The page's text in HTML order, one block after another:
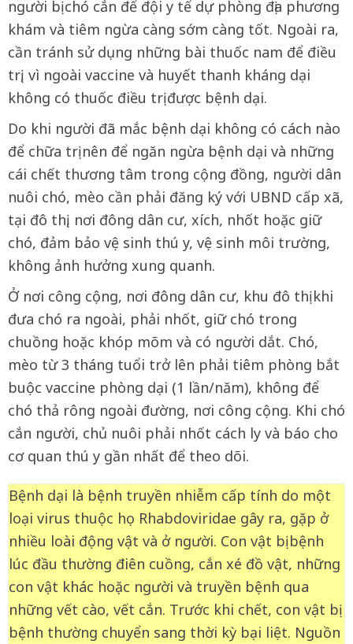
người bị chó cắn để đội y tế dự phòng địa phương
khám và tiêm ngừa càng sớm càng tốt. Ngoài ra,
cần tránh sử dụng những bài thuốc nam để điều
trị, vì ngoài vaccine và huyết thanh kháng dại
không có thuốc điều trị được bệnh dại.
Do khi người đã mắc bệnh dại không có cách nào
để chữa trị nên để ngăn ngừa bệnh dại và những
cái chết thương tâm trong cộng đồng, người dân
nuôi chó, mèo cần phải đăng ký với UBND cấp xã,
tại đô thị, nơi đông dân cư, xích, nhốt hoặc giữ
chó, đảm bảo vệ sinh thú y, vệ sinh môi trường,
không ảnh hưởng xung quanh.
Ở nơi công cộng, nơi đông dân cư, khu đô thị khi
đưa chó ra ngoài, phải nhốt, giữ chó trong
chuồng hoặc khóp mõm và có người dắt. Chó,
mèo từ 3 tháng tuổi trở lên phải tiêm phòng bắt
buộc vaccine phòng dại (1 lần/năm), không để
chó thả rông ngoài đường, nơi công cộng. Khi chó
cắn người, chủ nuôi phải nhốt cách ly và báo cho
cơ quan thú y gần nhất để theo dõi.
Bệnh dại là bệnh truyền nhiễm cấp tính do một
loại virus thuộc họ Rhabdoviridae gây ra, gặp ở
nhiều loài động vật và ở người. Con vật bị bệnh
lúc đầu thường điên cuồng, cắn xé đồ vật, những
con vật khác hoặc người và truyền bệnh qua
những vết cào, vết cắn. Trước khi chết, con vật bị
bệnh thường chuyển sang thời kỳ bại liệt. Nguồn